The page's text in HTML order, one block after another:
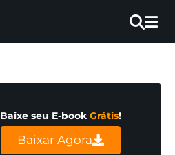
Baixe seu E-book Grátis!
Baixar Agora